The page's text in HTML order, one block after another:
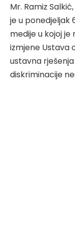
Mr. Ramiz
je u ponedjeljak
medije u kojoj je
izmjene Ustava
ustavna
diskriminacije